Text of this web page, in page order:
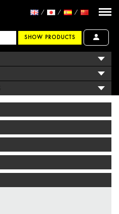
SHOW PRODUCTS